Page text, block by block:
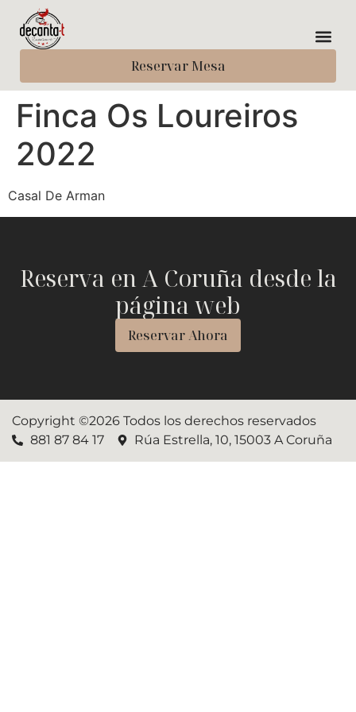
Reservar Mesa
Finca Os Loureiros
2022
Casal De Arman
Reserva en A Coruña desde la
página web
Reservar Ahora
Copyright ©2026 Todos los derechos reservados
881 87 84 17
Rúa Estrella, 10, 15003 A Coruña